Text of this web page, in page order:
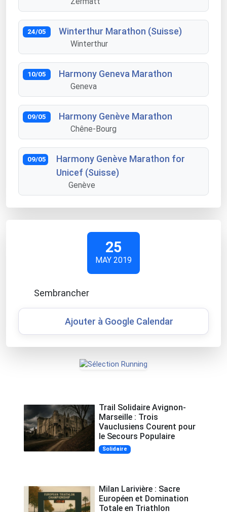
24/05 Winterthur Marathon (Suisse)
Winterthur
10/05 Harmony Geneva Marathon
Geneva
09/05 Harmony Genève Marathon
Chêne-Bourg
09/05
Harmony Genève Marathon for
Unicef (Suisse)
Genève
25
MAY 2019
Sembrancher
Ajouter à Google Calendar
Trail Solidaire Avignon-
Marseille : Trois
Vauclusiens Courent pour
le Secours Populaire
Solidaire
Milan Larivière : Sacre
Européen et Domination
Totale en Triathlon